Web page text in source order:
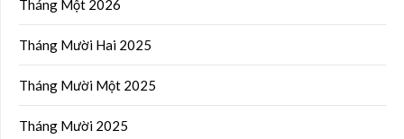
Tháng Một 2026
Tháng Mười Hai 2025
Tháng Mười Một 2025
Tháng Mười 2025